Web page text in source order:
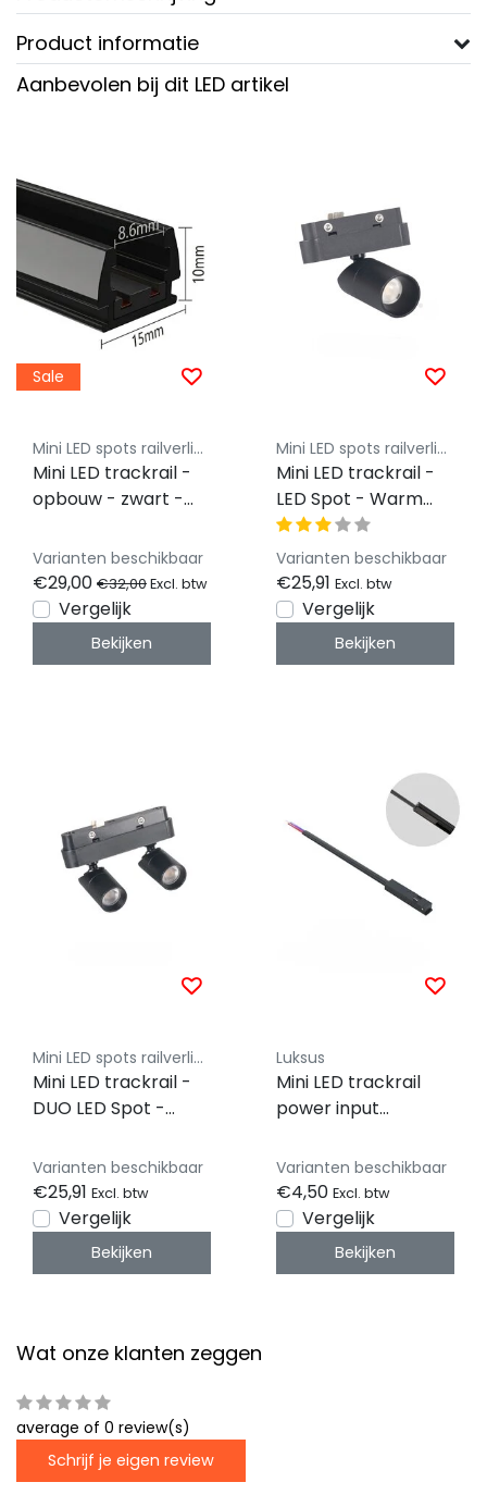
Product informatie
Aanbevolen bij dit LED artikel
Sale
Mini LED spots railverlichting - Luksus
Mini LED trackrail -
opbouw - zwart -
Varianten beschikbaar
€29,00 €32,00Excl. btw
Vergelijk
Bekijken
Mini LED spots railverlichting - Luksus
Mini LED trackrail -
LED Spot - Warm
Wit - zwart - 3000k
- 3 watt - dimbaar -
QT3000k
Varianten beschikbaar
€25,91 Excl. btw
Vergelijk
Bekijken
Mini LED spots railverlichting - Luksus
Mini LED trackrail -
DUO LED Spot -
3000k - 2,5 watt -
dimbaar -
QTDUO3000k
Varianten beschikbaar
€25,91 Excl. btw
Vergelijk
Bekijken
Luksus
Mini LED trackrail
power input
MINI- MINI-TQS-
POWER-
CONNECTOR
Varianten beschikbaar
€4,50 Excl. btw
Vergelijk
Bekijken
Wat onze klanten zeggen
average of 0 review(s)
Schrijf je eigen review